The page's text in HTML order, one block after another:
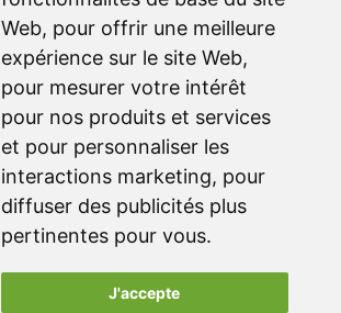
Web, pour offrir une meilleure
expérience sur le site Web,
pour mesurer votre intérêt
pour nos produits et services
et pour personnaliser les
interactions marketing, pour
diffuser des publicités plus
pertinentes pour vous.
J'accepte
Plan du site
produits
réalisations
à propos
clients
demande d'offerte